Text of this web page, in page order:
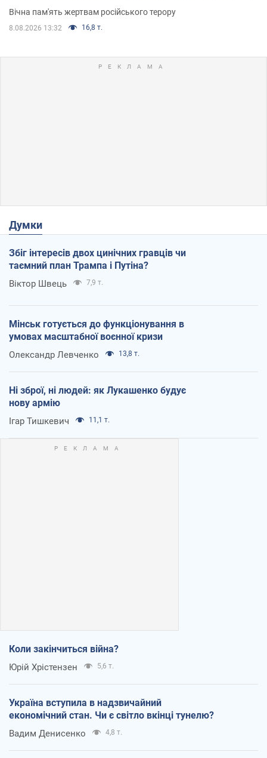
Вічна пам'ять жертвам російського терору
8.08.2026 13:32 16,8 т.
Думки
Збіг інтересів двох цинічних гравців чи
таємний план Трампа і Путіна?
Віктор Швець 7,9 т.
Мінськ готується до функціонування в
умовах масштабної воєнної кризи
Олександр Левченко 13,8 т.
Ні зброї, ні людей: як Лукашенко будує
нову армію
Ігар Тишкевич 11,1 т.
Коли закінчиться війна?
Юрій Хрістензен 5,6 т.
Україна вступила в надзвичайний
економічний стан. Чи є світло вкінці тунелю?
Вадим Денисенко 4,8 т.